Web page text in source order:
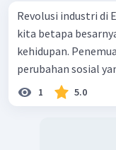
Revolusi industri di
kita betapa
kehidupan.
perubahan sosial
1 5.0